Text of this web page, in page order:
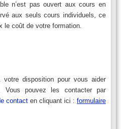
n’est pas ouvert aux cours en
aux seuls cours individuels, ce
le coût de votre formation.
disposition pour vous aider
Vous pouvez les contacter par
contact en cliquant ici : formulaire